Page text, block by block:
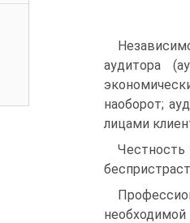
аудитора
наоборот;
лицами
Честность